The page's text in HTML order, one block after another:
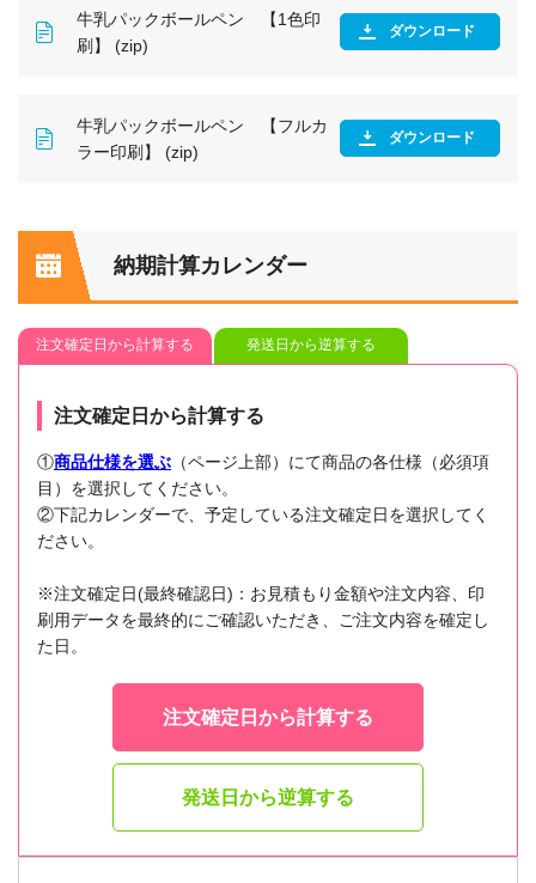
牛乳パックボールペン 【1色印
刷】 (zip)
ダウンロード
牛乳パックボールペン 【フルカ
ラー印刷】 (zip)
ダウンロード
納期計算カレンダー
注文確定日から計算する 発送日から逆算する
注文確定日から計算する
①商品仕様を選ぶ （ページ上部）にて商品の各仕様（必須項
目）を選択してください。
②下記カレンダーで、予定している注文確定日を選択してく
ださい。
※注文確定日(最終確認日)：お見積もり金額や注文内容、印
刷用データを最終的にご確認いただき、ご注文内容を確定し
た日。
注文確定日から計算する
発送日から逆算する